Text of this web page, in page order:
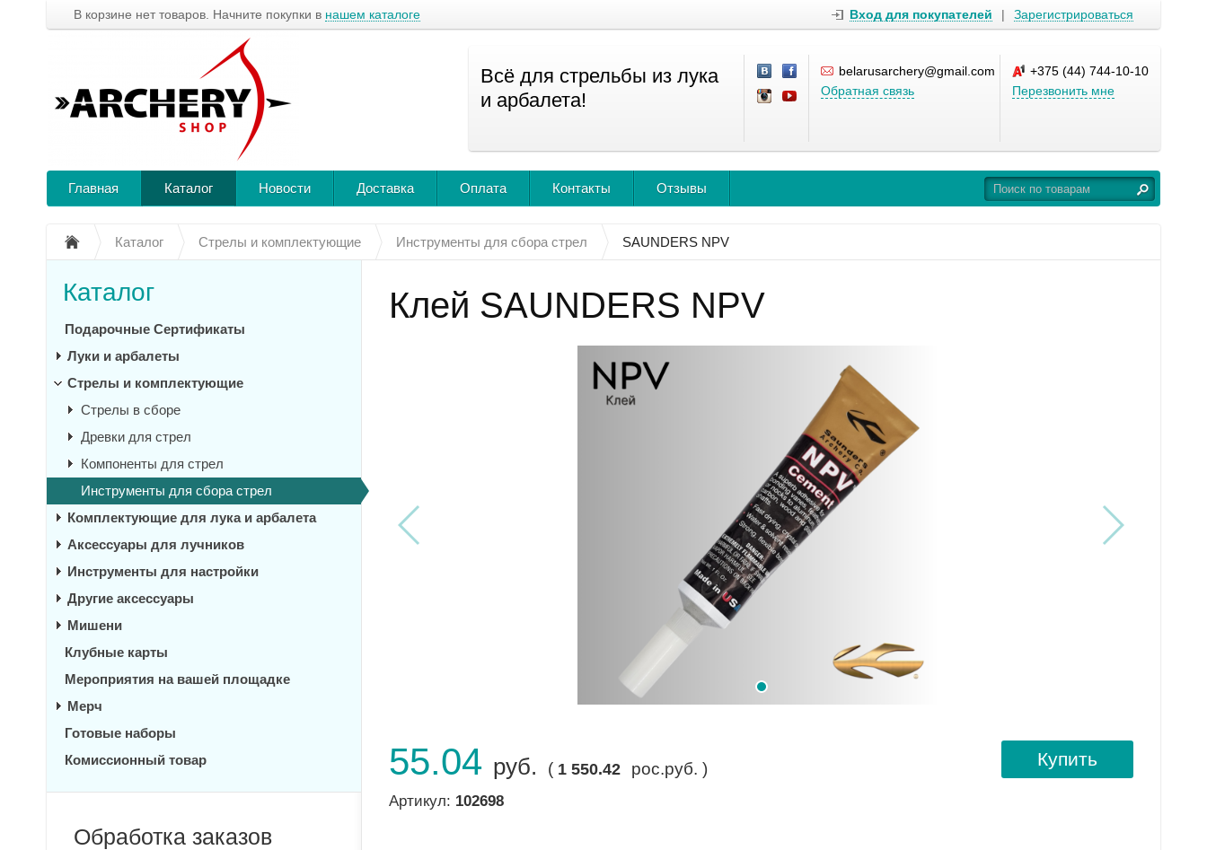
В корзине нет товаров. Начните покупки в нашем каталоге Вход для покупателей | Зарегистрироваться
Всё для стрельбы из лука
и арбалета!
belarusarchery@gmail.com
Обратная связь
+375 (44) 744-10-10
Перезвонить мне
Главная Каталог Новости Доставка Оплата Контакты Отзывы
Каталог Стрелы и комплектующие Инструменты для сбора стрел SAUNDERS NPV
Клей SAUNDERS NPV
55.04 руб. ( 1 550.42 рос.руб. )
Артикул: 102698
Купить
Каталог
Подарочные Сертификаты
Луки и арбалеты
Стрелы и комплектующие
Стрелы в сборе
Древки для стрел
Компоненты для стрел
Инструменты для сбора стрел
Комплектующие для лука и арбалета
Аксессуары для лучников
Инструменты для настройки
Другие аксессуары
Мишени
Клубные карты
Мероприятия на вашей площадке
Мерч
Готовые наборы
Комиссионный товар
Обработка заказов